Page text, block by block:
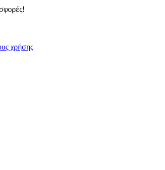
χρήσης